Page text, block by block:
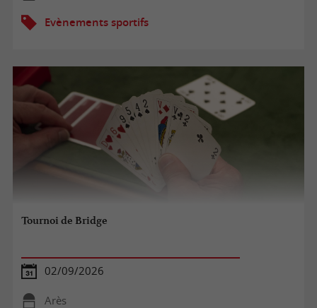
Evènements sportifs
Tournoi de Bridge
02/09/2026
Arès